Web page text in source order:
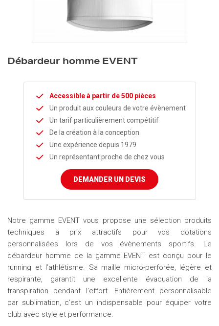
Débardeur homme EVENT
Accessible à partir de 500 pièces
Un produit aux couleurs de votre évènement
Un tarif particulièrement compétitif
De la création à la conception
Une expérience depuis 1979
Un représentant proche de chez vous
DEMANDER UN DEVIS
Notre gamme EVENT vous propose une sélection produits
techniques à prix attractifs pour vos dotations
personnalisées lors de vos évènements sportifs. Le
débardeur homme de la gamme EVENT est conçu pour le
running et l’athlétisme. Sa maille micro-perforée, légère et
respirante, garantit une excellente évacuation de la
transpiration pendant l’effort. Entièrement personnalisable
par sublimation, c’est un indispensable pour équiper votre
club avec style et performance.